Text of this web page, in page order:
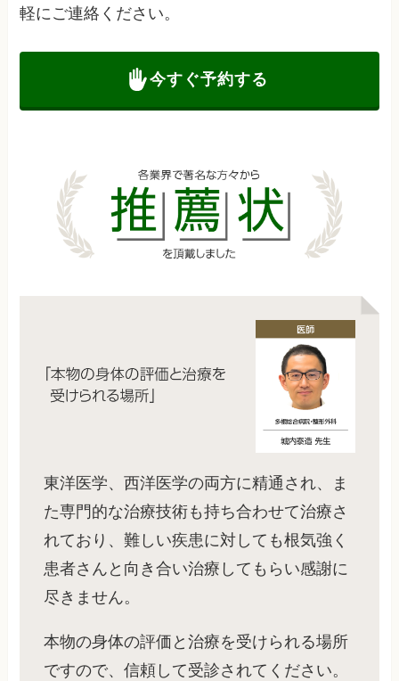
軽にご連絡ください。
今すぐ予約する
東洋医学、西洋医学の両方に精通され、ま
た専門的な治療技術も持ち合わせて治療さ
れており、難しい疾患に対しても根気強く
患者さんと向き合い治療してもらい感謝に
尽きません。
本物の身体の評価と治療を受けられる場所
ですので、信頼して受診されてください。